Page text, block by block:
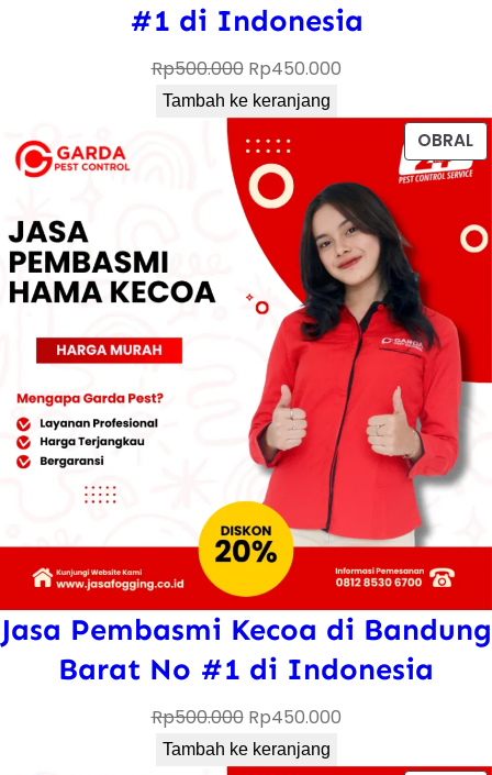
#1 di Indonesia
Rp500.000 Harga
aslinya
Rp500.000.
Rp450.000Harga
adalah:
Rp450.000.
Tambah ke keranjang
OBRAL
Jasa Pembasmi Kecoa di Bandung
Barat No #1 di Indonesia
Rp500.000 Harga
aslinya
Rp450.000Harga
Tambah ke keranjang